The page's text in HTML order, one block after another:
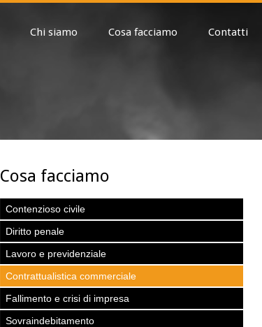
Chi siamo Cosa facciamo Contatti
Cosa facciamo
Contenzioso civile
Diritto penale
Lavoro e previdenziale
Contrattualistica commerciale
Fallimento e crisi di impresa
Sovraindebitamento